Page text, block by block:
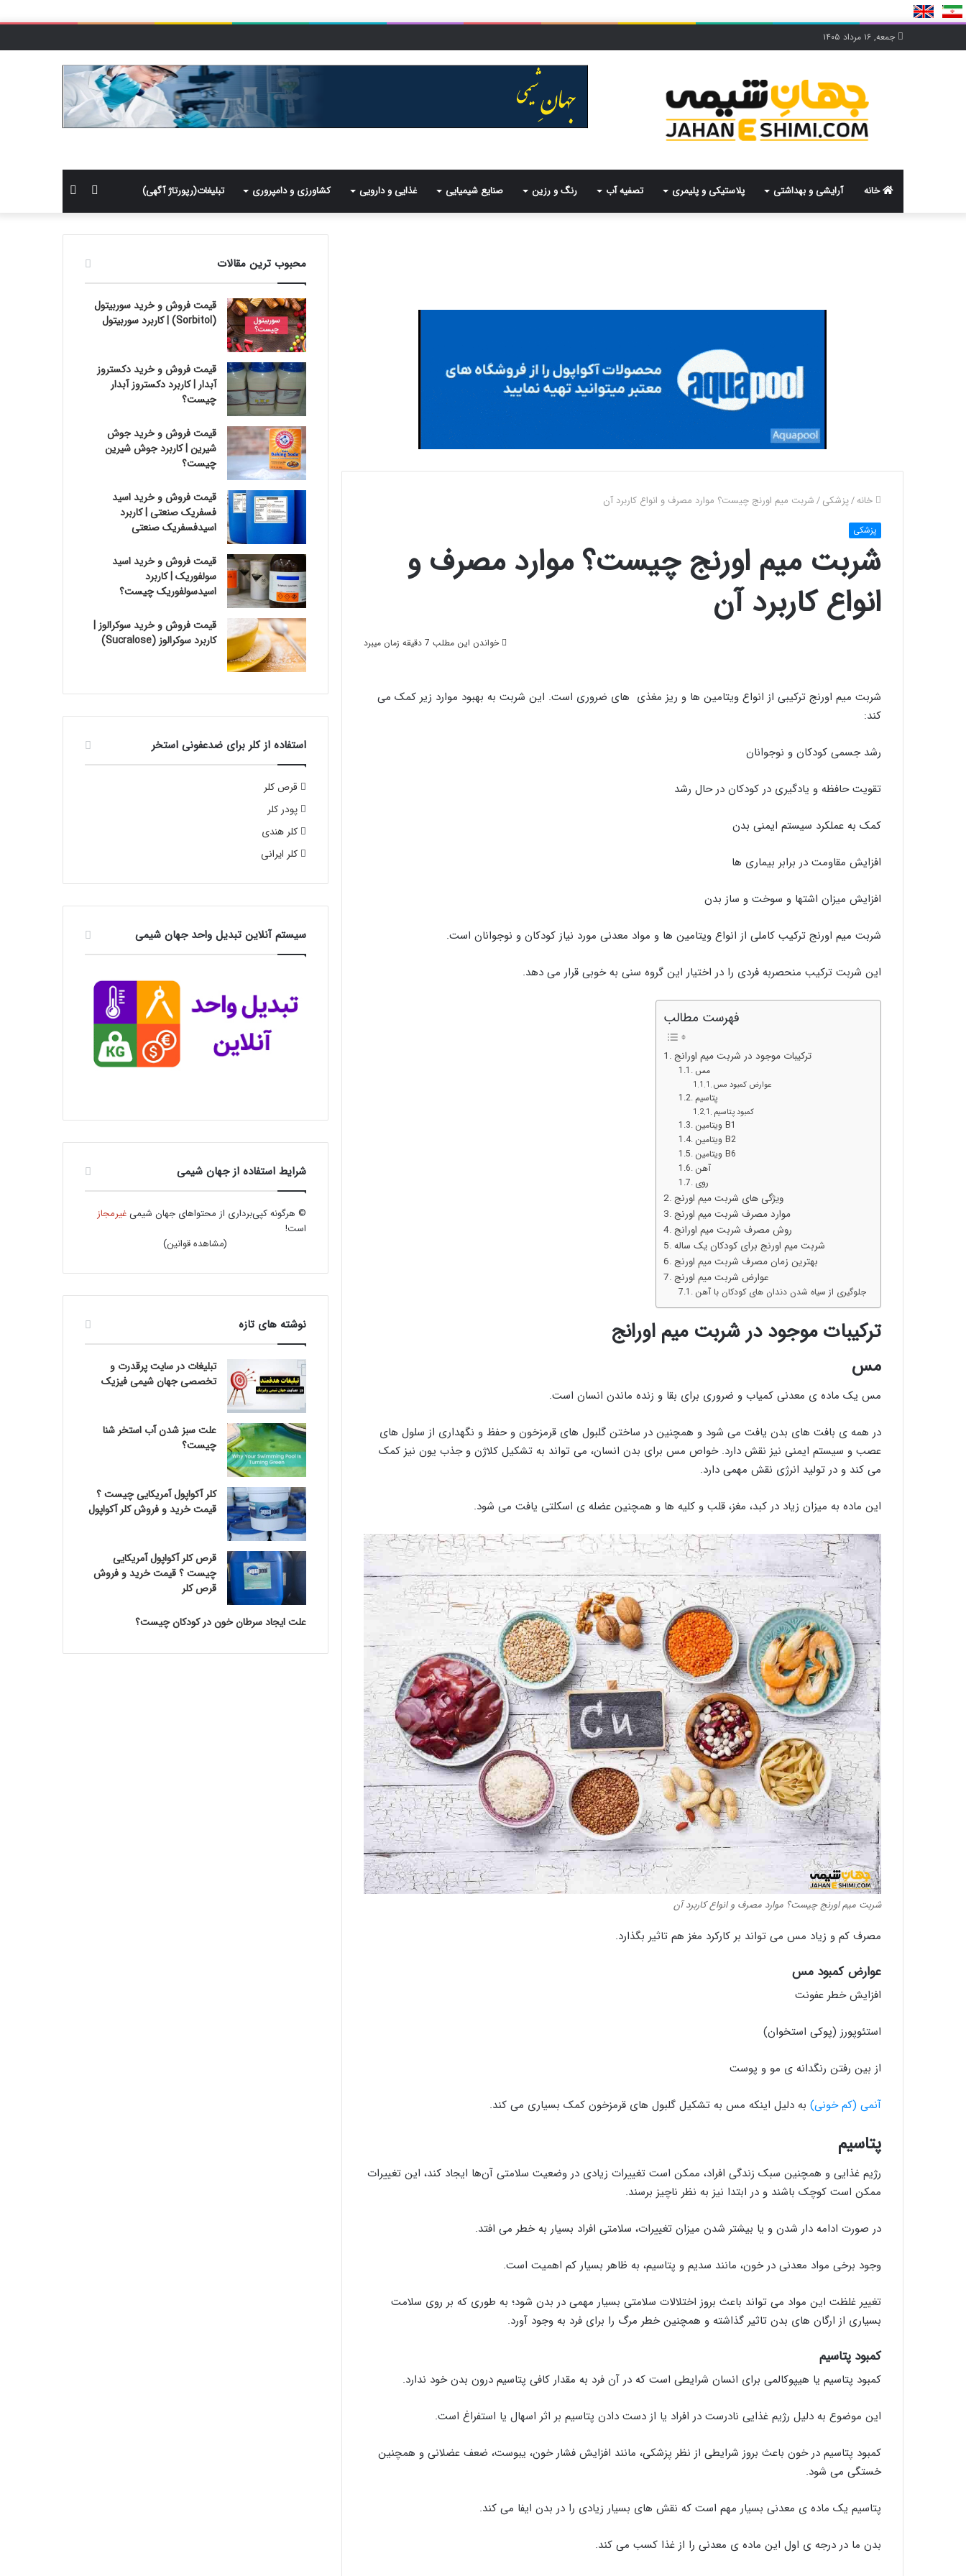
جمعه, ۱۶ مرداد ۱۴۰۵
خانه آرایشی و بهداشتی پلاستیکی و پلیمری تصفیه آب رنگ و رزین صنایع شیمیایی غذایی و دارویی کشاورزی و دامپروری تبلیغات(رپورتاژ آگهی)
برای
سایدبار
خانه/پزشکی/شربت میم اورنج چیست؟ موارد مصرف و انواع کاربرد آن
پزشکی
شربت میم اورنج چیست؟ موارد مصرف و
انواع کاربرد آن
خواندن این مطلب 7 دقیقه زمان میبرد
شربت میم اورنج ترکیبی از انواع ویتامین‌ ها و ریز مغذی‌ های ضروری است. این شربت به بهبود موارد زیر کمک می
کند:
رشد جسمی کودکان و نوجوانان
تقویت حافظه و یادگیری در کودکان در حال رشد
کمک به عملکرد سیستم ایمنی بدن
افزایش مقاومت در برابر بیماری ‌ها
افزایش میزان اشتها و سوخت و ساز بدن
شربت میم اورنج ترکیب کاملی از انواع ویتامین‌ ها و مواد معدنی مورد نیاز کودکان و نوجوانان است.
این شربت ترکیب منحصربه فردی را در اختیار این گروه سنی به خوبی قرار می‌ دهد.
فهرست مطالب
ترکیبات موجود در شربت میم اورانج
مس
عوارض کمبود مس
پتاسیم
کمبود پتاسیم
ویتامین B1
ویتامین B2
ویتامین B6
آهن
روی
ویژگی های شربت میم اورنج
موارد مصرف شربت میم اورنج
روش مصرف شربت میم اورانج
شربت میم اورنج برای کودکان یک ساله
بهترین زمان مصرف شربت میم اورنج
عوارض شربت میم اورنج
جلوگیری از سیاه شدن دندان های کودکان با آهن
ترکیبات موجود در شربت میم اورانج
مس
مس یک ماده ی معدنی کمیاب و ضروری برای بقا و زنده ماندن انسان است.
در همه ی بافت های بدن یافت می شود و همچنین در ساختن گلبول های قرمزخون و حفظ و نگهداری از سلول های
عصب و سیستم ایمنی نیز نقش دارد. خواص مس برای بدن انسان، می تواند به تشکیل کلاژن و جذب یون نیز کمک
می کند و در تولید انرژی نقش مهمی دارد.
این ماده به میزان زیاد در کبد، مغز، قلب و کلیه ها و همچنین عضله ی اسکلتی یافت می شود.
شربت میم اورنج چیست؟ موارد مصرف و انواع کاربرد آن
مصرف کم و زیاد مس می تواند بر کارکرد مغز هم تاثیر بگذارد.
عوارض کمبود مس
افزایش خطر عفونت
استئوپورز (پوکی استخوان)
از بین رفتن رنگدانه ی مو و پوست
آنمی (کم خونی) به دلیل اینکه مس به تشکیل گلبول های قرمزخون کمک بسیاری می کند.
پتاسیم
رژیم غذایی و همچنین سبک زندگی افراد، ممکن است تغییرات زیادی در وضعیت سلامتی آن‌ها ایجاد کند، این تغییرات
ممکن است کوچک باشند و در ابتدا نیز به نظر ناچیز برسند.
در صورت ادامه دار شدن و یا بیشتر شدن میزان تغییرات، سلامتی افراد بسیار به خطر می‌ افتد.
وجود برخی مواد معدنی در خون، مانند سدیم و پتاسیم، به ظاهر بسیار کم اهمیت است.
تغییر غلظت این مواد می ‌تواند باعث بروز اختلالات سلامتی بسیار مهمی در بدن شود؛ به طوری که بر روی سلامت
بسیاری از ارگان‌ های بدن تاثیر گذاشته و همچنین خطر مرگ را برای فرد به وجود آورد.
کمبود پتاسیم
کمبود پتاسیم یا هیپوکالمی برای انسان شرایطی است که در آن فرد به مقدار کافی پتاسیم درون بدن خود ندارد.
این موضوع به دلیل رژیم غذایی نادرست در افراد یا از دست دادن پتاسیم بر اثر اسهال یا استفراغ است.
کمبود پتاسیم در خون باعث بروز شرایطی از نظر پزشکی، مانند افزایش فشار خون، یبوست، ضعف عضلانی و همچنین
خستگی می‌ شود.
پتاسیم یک ماده ی معدنی بسیار مهم است که نقش‌ های بسیار زیادی را در بدن ایفا می‌ کند.
بدن ما در درجه ی اول این ماده ی معدنی را از غذا کسب می ‌کند.
محبوب ترین مقالات
قیمت فروش و خرید سوربیتول
(Sorbitol) | کاربرد سوربیتول
قیمت فروش و خرید دکستروز
آبدار | کاربرد دکستروز آبدار
چیست؟
قیمت فروش و خرید جوش
شیرین | کاربرد جوش شیرین
چیست؟
قیمت فروش و خرید اسید
فسفریک صنعتی | کاربرد
اسیدفسفریک صنعتی
قیمت فروش و خرید اسید
سولفوریک | کاربرد
اسیدسولفوریک چیست؟
قیمت فروش و خرید سوکرالوز |
کاربرد سوکرالوز (Sucralose)
استفاده از کلر برای ضدعفونی استخر
قرص کلر
پودر کلر
کلر هندی
کلر ایرانی
سیستم آنلاین تبدیل واحد جهان شیمی
شرایط استفاده از جهان شیمی
© هرگونه کپی‌برداری از محتواهای جهان شیمیغیرمجاز
است!
(مشاهده قوانین)
نوشته های تازه
تبلیغات در سایت پرقدرت و
تخصصی جهان شیمی فیزیک
علت سبز شدن آب استخر شنا
چیست؟
کلر آکواپول آمریکایی چیست ؟
قیمت خرید و فروش کلر آکواپول
قرص کلر آکواپول آمریکایی
چیست ؟ قیمت خرید و فروش
قرص کلر
علت ایجاد سرطان خون در کودکان چیست؟